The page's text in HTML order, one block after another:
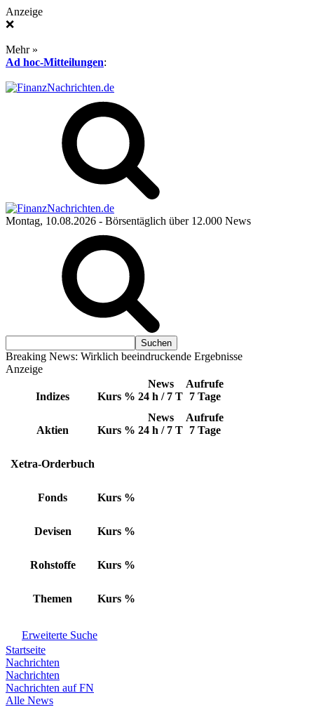
Anzeige
❌
Mehr »
Ad hoc-Mitteilungen:
Montag, 10.08.2026 - Börsentäglich über 12.000 News
Breaking News: Wirklich beeindruckende Ergebnisse
Anzeige
Indizes Kurs %
News
24 h / 7 T
Aufrufe
7 Tage
Aktien Kurs %
News
24 h / 7 T
Aufrufe
7 Tage
Xetra-Orderbuch
Fonds Kurs %
Devisen Kurs %
Rohstoffe Kurs %
Themen Kurs %
Erweiterte Suche
Startseite
Nachrichten
Nachrichten
Nachrichten auf FN
Alle News